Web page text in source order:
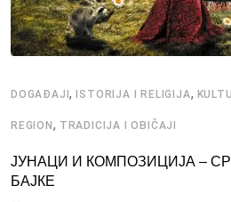
DOGAĐAJI, ISTORIJA I RELIGIJA,
REGION , TRADICIJA I OBIČAJI
ЈУНАЦИ И КОМПОЗИЦИЈА –
БАЈКЕ